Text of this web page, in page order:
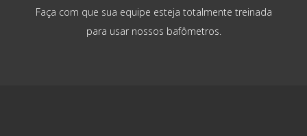
Faça com que sua equipe esteja totalmente treinada
para usar nossos bafômetros.